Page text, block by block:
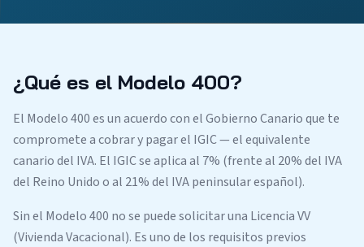
¿Qué es el Modelo 400?
El Modelo 400 es un acuerdo con el Gobierno Canario que te
compromete a cobrar y pagar el IGIC — el equivalente
canario del IVA. El IGIC se aplica al 7% (frente al 20% del IVA
del Reino Unido o al 21% del IVA peninsular español).
Sin el Modelo 400 no se puede solicitar una Licencia VV
(Vivienda Vacacional). Es uno de los requisitos previos